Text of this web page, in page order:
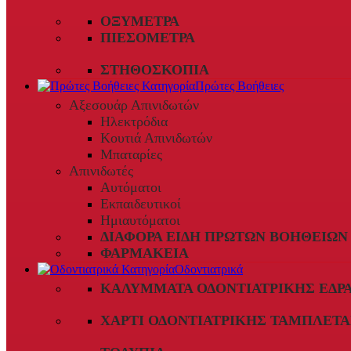
ΟΞΎΜΕΤΡΑ
ΠΙΕΣΌΜΕΤΡΑ
ΣΤΗΘΟΣΚΌΠΙΑ
Πρώτες Βοήθειες
Αξεσουάρ Απινιδωτών
Ηλεκτρόδια
Κουτιά Απινιδωτών
Μπαταρίες
Απινιδωτές
Αυτόματοι
Εκπαιδευτικοί
Ημιαυτόματοι
ΔΙΆΦΟΡΑ ΕΊΔΗ ΠΡΏΤΩΝ ΒΟΗΘΕΙΏΝ
ΦΑΡΜΑΚΕΊΑ
Οδοντιατρικά
ΚΑΛΎΜΜΑΤΑ ΟΔΟΝΤΙΑΤΡΙΚΉΣ
ΧΑΡΤΊ ΟΔΟΝΤΙΑΤΡΙΚΉΣ